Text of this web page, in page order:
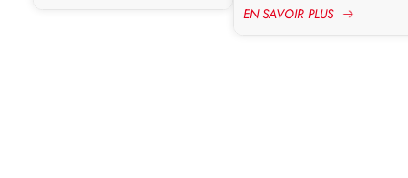
EN SAVOIR PLUS